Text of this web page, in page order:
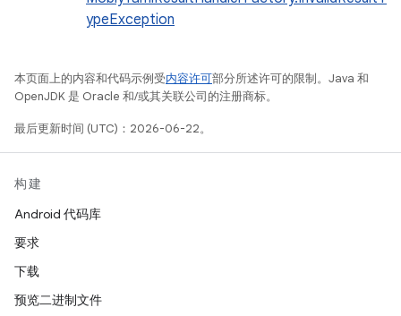
ypeException
本页面上的内容和代码示例受内容许可部分所述许可的限制。Java 和
OpenJDK 是 Oracle 和/或其关联公司的注册商标。
最后更新时间 (UTC)：2026-06-22。
构建
Android 代码库
要求
下载
预览二进制文件